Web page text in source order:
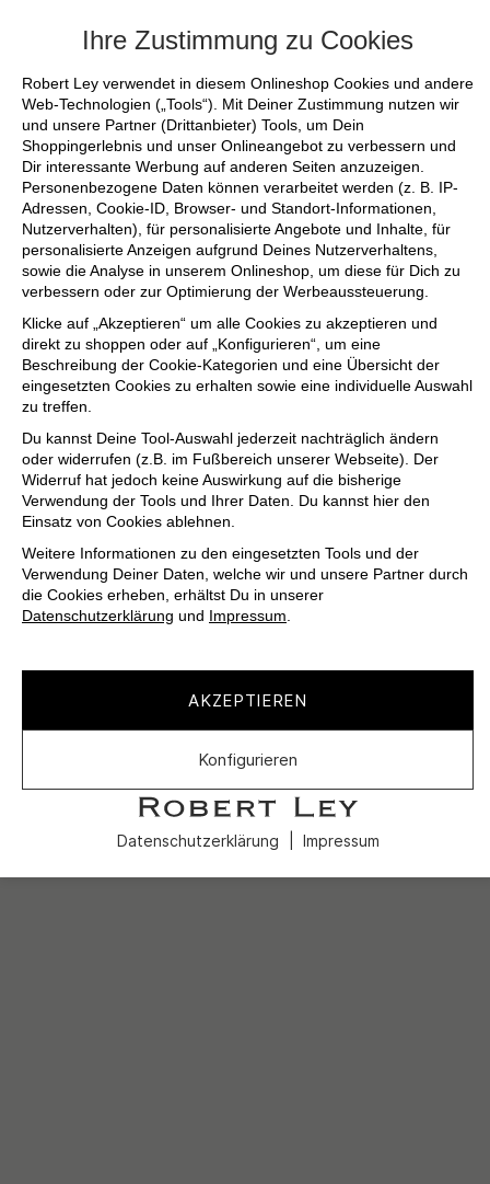
Ihre Zustimmung zu Cookies
Robert Ley verwendet in diesem Onlineshop Cookies und andere
Web-Technologien („Tools“). Mit Deiner Zustimmung nutzen wir
und unsere Partner (Drittanbieter) Tools, um Dein
Shoppingerlebnis und unser Onlineangebot zu verbessern und
Dir interessante Werbung auf anderen Seiten anzuzeigen.
Personenbezogene Daten können verarbeitet werden (z. B. IP-
Adressen, Cookie-ID, Browser- und Standort-Informationen,
Nutzerverhalten), für personalisierte Angebote und Inhalte, für
personalisierte Anzeigen aufgrund Deines Nutzerverhaltens,
sowie die Analyse in unserem Onlineshop, um diese für Dich zu
verbessern oder zur Optimierung der Werbeaussteuerung.
Klicke auf „Akzeptieren“ um alle Cookies zu akzeptieren und
direkt zu shoppen oder auf „Konfigurieren“, um eine
Beschreibung der Cookie-Kategorien und eine Übersicht der
eingesetzten Cookies zu erhalten sowie eine individuelle Auswahl
zu treffen.
Du kannst Deine Tool-Auswahl jederzeit nachträglich ändern
oder widerrufen (z.B. im Fußbereich unserer Webseite). Der
Widerruf hat jedoch keine Auswirkung auf die bisherige
Verwendung der Tools und Ihrer Daten. Du kannst hier den
Einsatz von Cookies ablehnen.
Weitere Informationen zu den eingesetzten Tools und der
Verwendung Deiner Daten, welche wir und unsere Partner durch
die Cookies erheben, erhältst Du in unserer
Datenschutzerklärung und Impressum.
AKZEPTIEREN
Konfigurieren
Datenschutzerklärung Impressum